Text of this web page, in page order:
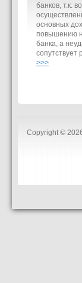
банков, т.к.
основных
повышению
банка, а
сопутствует
>>>
Copyright ©